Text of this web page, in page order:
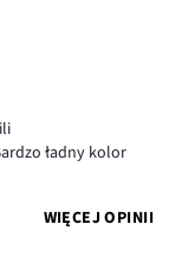
ładny kolor
WIĘCEJ OPINII